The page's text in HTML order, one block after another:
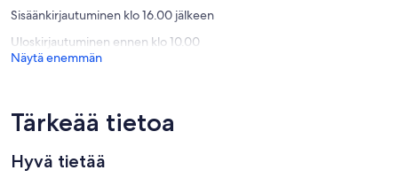
Sisäänkirjautuminen klo 16.00 jälkeen
Uloskirjautuminen ennen klo 10.00
Näytä enemmän
Tärkeää tietoa
Hyvä tietää